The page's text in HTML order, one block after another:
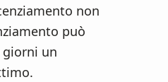
non
può
un